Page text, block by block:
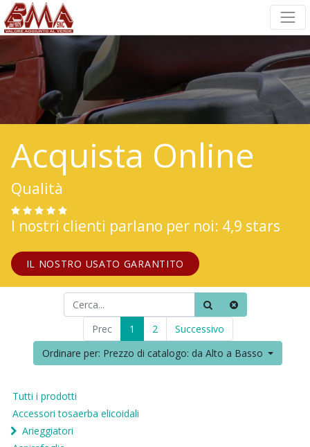
Acquista Online
Qualità
I nostri clienti parlano per noi: 4,9 stars
IL NOSTRO USATO GARANTITO
Prec 1 2
Successivo
Ordinare per: Prezzo di catalogo: da Alto a Basso
Tutti i prodotti
Accessori tosaerba elicoidali
Arieggiatori